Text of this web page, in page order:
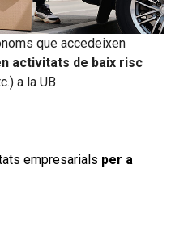
que accedeixen
activitats de baix risc
a la UB
empresarials per a